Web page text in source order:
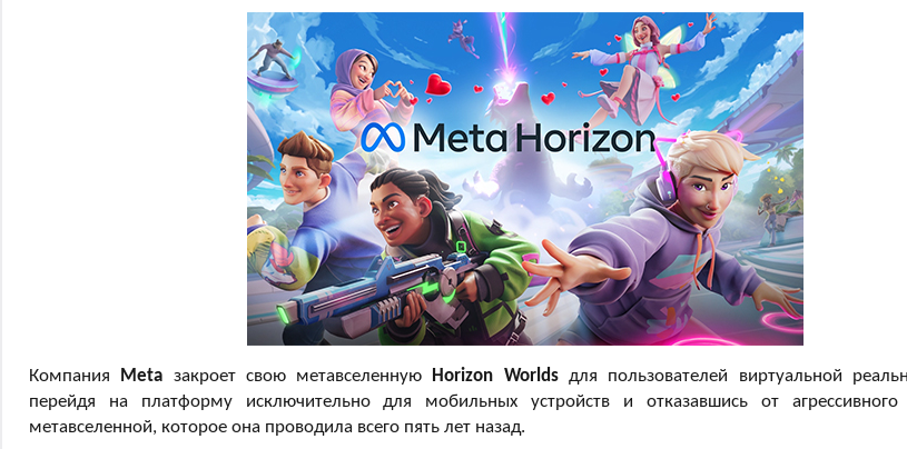
Компания Meta закроет свою метавселенную Horizon Worldsдля пользователей виртуальной
перейдя на платформу исключительно для мобильных устройств и отказавшись от агрессивного
метавселенной, которое она проводила всего пять лет назад.